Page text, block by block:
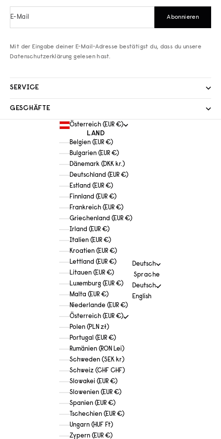
E-Mail Abonnieren
Mit der Eingabe deiner E-Mail-Adresse bestätigst du, dass du unsere
Datenschutzerklärung gelesen hast.
SERVICE
GESCHÄFTE
Österreich (EUR €)
LAND
Belgien (EUR €)
Bulgarien (EUR €)
Dänemark (DKK kr.)
Deutschland (EUR €)
Estland (EUR €)
Finnland (EUR €)
Frankreich (EUR €)
Griechenland (EUR €)
Irland (EUR €)
Italien (EUR €)
Kroatien (EUR €)
Lettland (EUR €)
Litauen (EUR €)
Luxemburg (EUR €)
Malta (EUR €)
Niederlande (EUR €)
Österreich (EUR €)
Polen (PLN zł)
Portugal (EUR €)
Rumänien (RON Lei)
Schweden (SEK kr)
Schweiz (CHF CHF)
Slowakei (EUR €)
Slowenien (EUR €)
Spanien (EUR €)
Tschechien (EUR €)
Ungarn (HUF Ft)
Zypern (EUR €)
Deutsch
Sprache
Deutsch
English